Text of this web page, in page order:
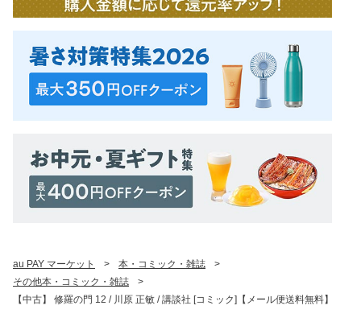
au PAY マーケット > 本・コミック・雑誌
>
その他本・コミック・雑誌
>
【中古】 修羅の門 12 / 川原 正敏 / 講談社 [コミック]【メール便送料無料】